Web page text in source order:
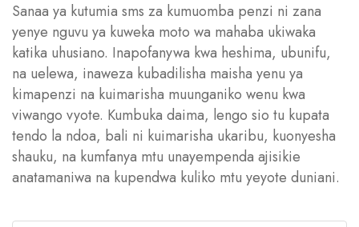
Sanaa ya kutumia sms za kumuomba penzi ni zana
yenye nguvu ya kuweka moto wa mahaba ukiwaka
katika uhusiano. Inapofanywa kwa heshima, ubunifu,
na uelewa, inaweza kubadilisha maisha yenu ya
kimapenzi na kuimarisha muunganiko wenu kwa
viwango vyote. Kumbuka daima, lengo sio tu kupata
tendo la ndoa, bali ni kuimarisha ukaribu, kuonyesha
shauku, na kumfanya mtu unayempenda ajisikie
anatamaniwa na kupendwa kuliko mtu yeyote duniani.